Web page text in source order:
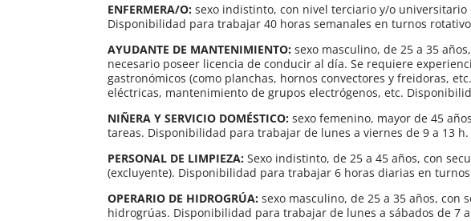
ENFERMERA/O: sexo indistinto, con nivel terciario y/o
Disponibilidad para trabajar 40 horas semanales en turnos
AYUDANTE DE MANTENIMIENTO: sexo masculino, de 25 a 35
necesario poseer licencia de conducir al día. Se requiere
gastronómicos (como planchas, hornos convectores y freidoras,
eléctricas, mantenimiento de grupos electrógenos, etc.
NIÑERA Y SERVICIO DOMÉSTICO: sexo femenino, mayor de 45
tareas. Disponibilidad para trabajar de lunes a viernes de 9 a 13 h.
PERSONAL DE LIMPIEZA: Sexo indistinto, de 25 a 45 años, con
(excluyente). Disponibilidad para trabajar 6 horas diarias en
OPERARIO DE HIDROGRÚA: sexo masculino, de 25 a 35 años, con
hidrogrúas. Disponibilidad para trabajar de lunes a sábados de 7